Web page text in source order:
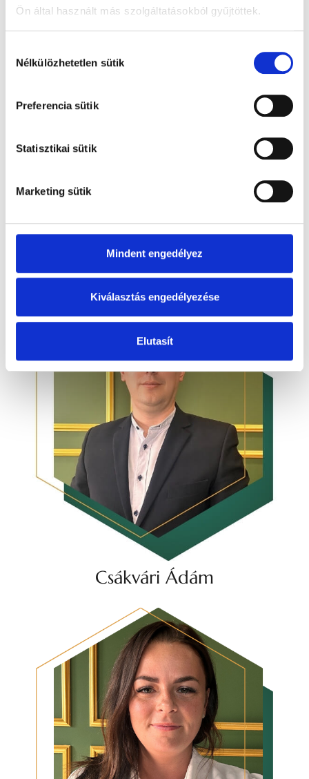
Ön által használt más szolgáltatásokból gyűjtöttek.
kiválasztása
Nélkülözhetetlen sütik
Preferencia sütik
Statisztikai sütik
Marketing sütik
Mindent engedélyez
Kiválasztás engedélyezése
Elutasít
Lakatos Szimonetta
Csákvári Ádám